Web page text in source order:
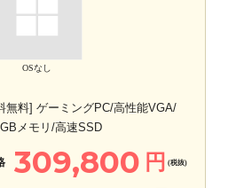
OSなし
無料] ゲーミングPC/高性能VGA/
メモリ/高速SSD
309,800 円 (税抜)